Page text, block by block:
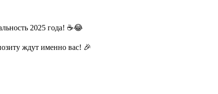
2025 года! ☕😂
ждут именно вас! 🎉